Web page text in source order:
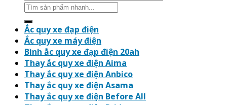
Search
for:
Ắc quy xe đạp điện
Ắc quy xe máy điện
Bình ắc quy xe đạp điện 20ah
Thay ắc quy xe điện Aima
Thay ắc quy xe điện Anbico
Thay ắc quy xe điện Asama
Thay ắc quy xe điện Before All